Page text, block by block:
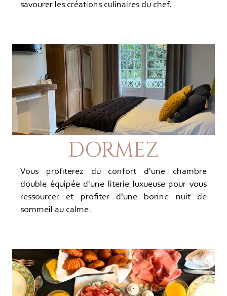
savourer les créations culinaires du chef.
DORMEZ
Vous profiterez du confort d'une chambre
double équipée d'une literie luxueuse pour vous
ressourcer et profiter d'une bonne nuit de
sommeil au calme.